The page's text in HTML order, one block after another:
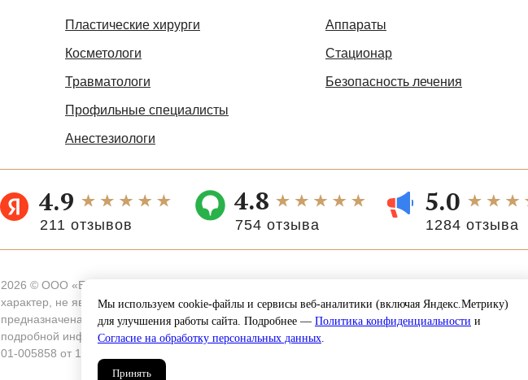
Мы используем cookie-файлы и сервисы веб-аналитики (включая Яндекс.Метрику)
для улучшения работы сайта. Подробнее — Политика конфиденциальности и
Согласие на обработку персональных данных.
Принять
Аппараты
Стационар
Безопасность лечения
Пластические хирурги
Косметологи
Травматологи
Профильные специалисты
Анестезиологи
2026 © ООО «ЕЛЕНА ПЛЮС». Информация, размещенная на сайте, носит ознакомительный
характер, не является публичной офертой, определяемой положением ст.437 ГК РФ и
предназначена для лиц старше 18 лет. О имеющихся противопоказаниях или для получения
подробной информации необходимо проконсультироваться со специалистом. Лицензия № ЛО-54-
01-005858 от 19 марта 2020 г.
211 отзывов
4.9
754 отзыва
4.8
1284 отзыва
5.0